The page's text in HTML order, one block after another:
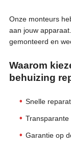
Onze monteurs
aan jouw
gemonteerd en
Waarom
behuizing
Snelle
Transparante
Garantie op